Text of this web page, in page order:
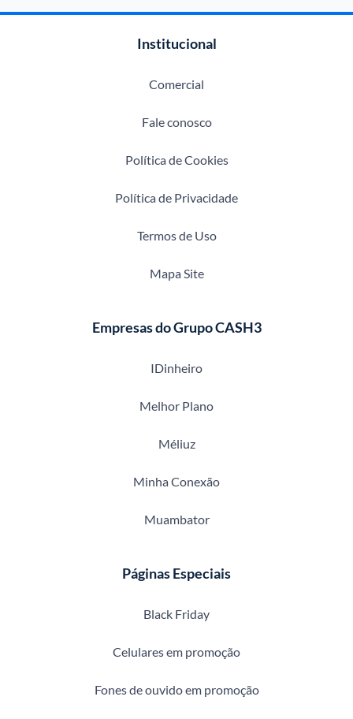
Institucional
Comercial
Fale conosco
Política de Cookies
Política de Privacidade
Termos de Uso
Mapa Site
Empresas do Grupo CASH3
IDinheiro
Melhor Plano
Méliuz
Minha Conexão
Muambator
Páginas Especiais
Black Friday
Celulares em promoção
Fones de ouvido em promoção